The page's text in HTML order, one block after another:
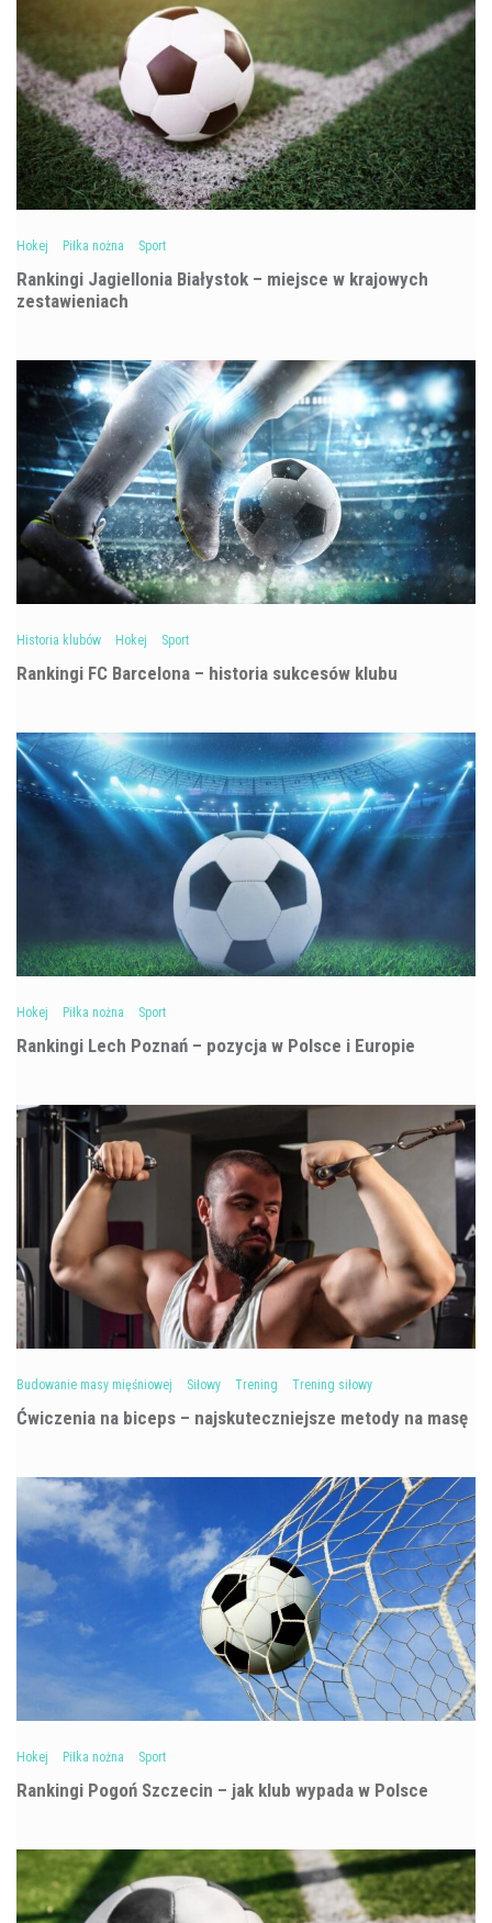
Hokej Piłka nożna Sport
Rankingi Jagiellonia Białystok – miejsce w krajowych
zestawieniach
Historia klubów Hokej Sport
Rankingi FC Barcelona – historia sukcesów klubu
Hokej Piłka nożna Sport
Rankingi Lech Poznań – pozycja w Polsce i Europie
Budowanie masy mięśniowej Siłowy Trening Trening siłowy
Ćwiczenia na biceps – najskuteczniejsze metody na masę
Hokej Piłka nożna Sport
Rankingi Pogoń Szczecin – jak klub wypada w Polsce